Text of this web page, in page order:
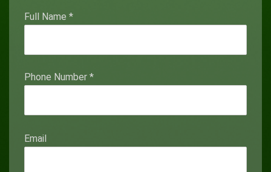
Full Name *
Phone Number *
Email